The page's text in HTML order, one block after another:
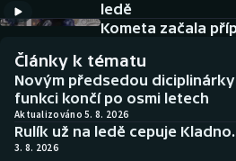
Americký fotbal
Baseball a softbal
Basketbal
Biatlon
NEPŘEHLÉDNĚTE
Soutěže
Historické návraty
Aplikace ČT sport
ledě
Kometa začala
Články k tématu
Novým předsedou
funkci končí po osmi letech
Aktualizováno 5. 8. 2026
Rulík už na ledě cepuje
3. 8. 2026